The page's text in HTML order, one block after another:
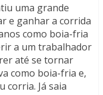
uma grande
e ganhar a corrida
como boia-fria
a um trabalhador
até se tornar
como boia-fria e,
corria. Já saia